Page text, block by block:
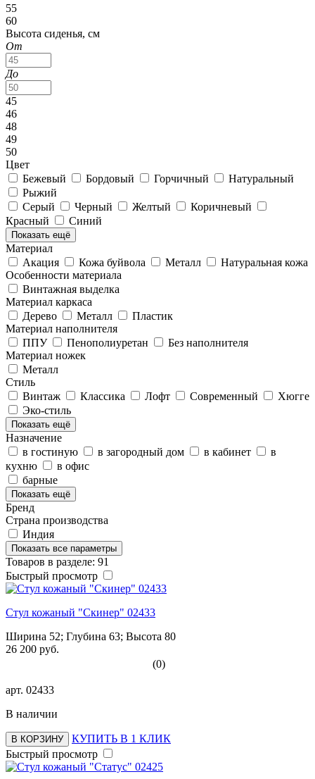
55
60
Высота сиденья, см
От
До
45
46
48
49
50
Цвет
Бежевый
Бордовый Горчичный
Натуральный
Рыжий
Серый
Черный Желтый
Коричневый
Красный
Синий
Показать ещё
Материал
Акация
Кожа буйвола Металл
Натуральная кожа
Особенности материала
Винтажная выделка
Материал каркаса
Дерево
Металл
Пластик
Материал наполнителя
ППУ
Пенополиуретан
Без наполнителя
Материал ножек
Металл
Стиль
Винтаж
Классика Лофт Современный
Хюгге
Эко-стиль
Показать ещё
Назначение
в гостиную
в загородный дом в кабинет
в
кухню
в офис
барные
Показать ещё
Бренд
Страна производства
Индия
Показать все параметры
Товаров в разделе: 91
Быстрый просмотр
Стул кожаный "Скинер" 02433
Ширина 52; Глубина 63; Высота 80
26 200 руб.
(0)
арт. 02433
В наличии
В КОРЗИНУ
КУПИТЬ В 1 КЛИК
Быстрый просмотр